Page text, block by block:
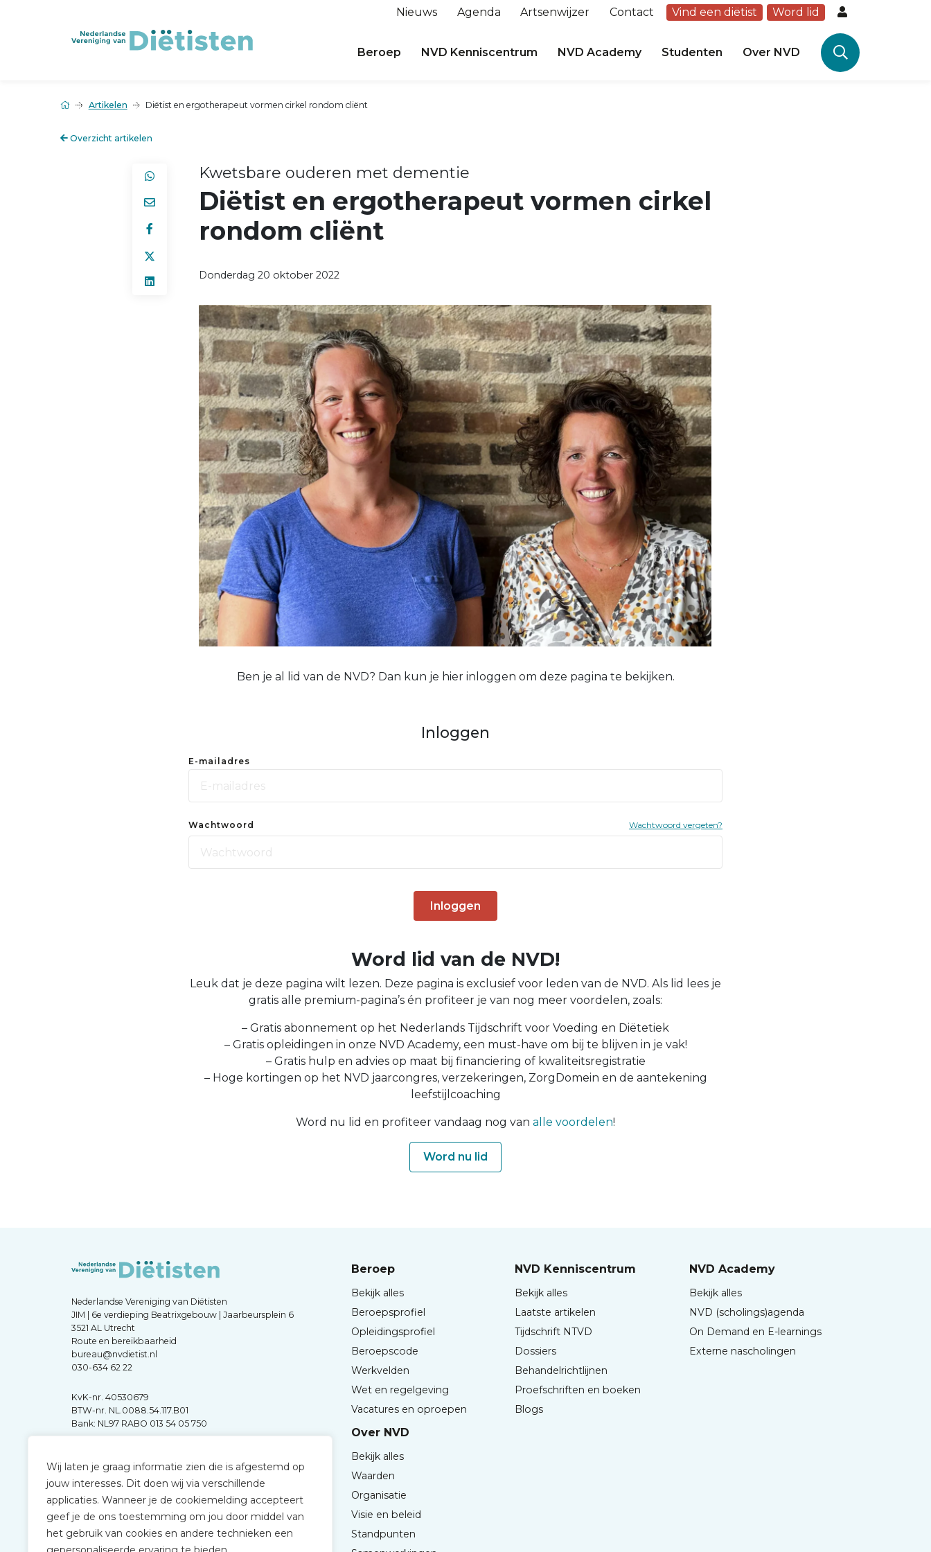
Wij laten je graag informatie zien die is afgestemd op
jouw interesses. Dit doen wij via verschillende
applicaties. Wanneer je de cookiemelding accepteert
geef je de ons toestemming om jou door middel van
het gebruik van cookies en andere technieken een
Nieuws Agenda Artsenwijzer Contact Vind een diëtist Word lid
Beroep NVD Kenniscentrum NVD Academy Studenten Over NVD
Artikelen Diëtist en ergotherapeut vormen cirkel rondom cliënt
Overzicht artikelen
Kwetsbare ouderen met dementie
Diëtist en ergotherapeut vormen cirkel
rondom cliënt
Donderdag 20 oktober 2022
Ben je al lid van de NVD? Dan kun je hier inloggen om deze pagina te bekijken.
Inloggen
E-mailadres
Wachtwoord Wachtwoord vergeten?
Inloggen
Word lid van de NVD!
Leuk dat je deze pagina wilt lezen. Deze pagina is exclusief voor leden van de NVD. Als lid lees je
gratis alle premium-pagina’s én profiteer je van nog meer voordelen, zoals:
– Gratis abonnement op het Nederlands Tijdschrift voor Voeding en Diëtetiek
– Gratis opleidingen in onze NVD Academy, een must-have om bij te blijven in je vak!
– Gratis hulp en advies op maat bij financiering of kwaliteitsregistratie
– Hoge kortingen op het NVD jaarcongres, verzekeringen, ZorgDomein en de aantekening
leefstijlcoaching
Word nu lid en profiteer vandaag nog van alle voordelen!
Word nu lid
Nederlandse Vereniging van Diëtisten
JIM | 6e verdieping Beatrixgebouw | Jaarbeursplein 6
3521 AL Utrecht
Route en bereikbaarheid
bureau@nvdietist.nl
030-634 62 22
KvK-nr. 40530679
BTW-nr. NL.0088.54.117.B01
Bank: NL97 RABO 013 54 05 750
Beroep
Bekijk alles
Beroepsprofiel
Opleidingsprofiel
Beroepscode
Werkvelden
Wet en regelgeving
Vacatures en oproepen
NVD Kenniscentrum
Bekijk alles
Laatste artikelen
Tijdschrift NTVD
Dossiers
Behandelrichtlijnen
Proefschriften en boeken
Blogs
NVD Academy
Bekijk alles
NVD (scholings)agenda
On Demand en E-learnings
Externe nascholingen
Over NVD
Bekijk alles
Waarden
Organisatie
Visie en beleid
Standpunten